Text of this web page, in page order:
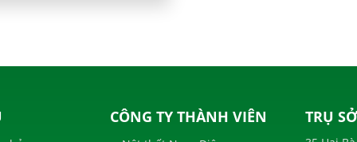
CÔNG TY THÀNH VIÊN TRỤ